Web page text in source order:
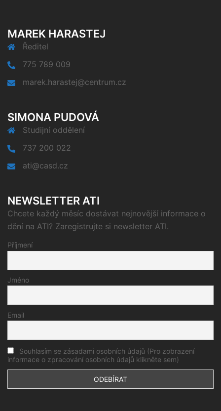
MAREK HARASTEJ
Ředitel
775 789 009
marek.harastej@centrum.cz
SIMONA PUDOVÁ
Studijní oddělení
737 200 022
ati@casd.cz
NEWSLETTER ATI
Chcete každý měsíc dostávat nejnovější informace o
dění na ATI? Zaregistrujte si newsletter ATI.
Příjmení
Jméno
Email
Souhlasím se zásadami osobních údajů (Pro zobrazení
informace o zpracování osobních údajů klikněte sem)